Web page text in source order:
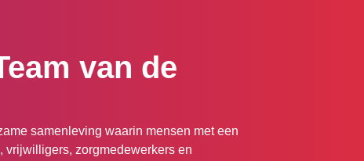
van de
samenleving waarin mensen met een
vrijwilligers, zorgmedewerkers en